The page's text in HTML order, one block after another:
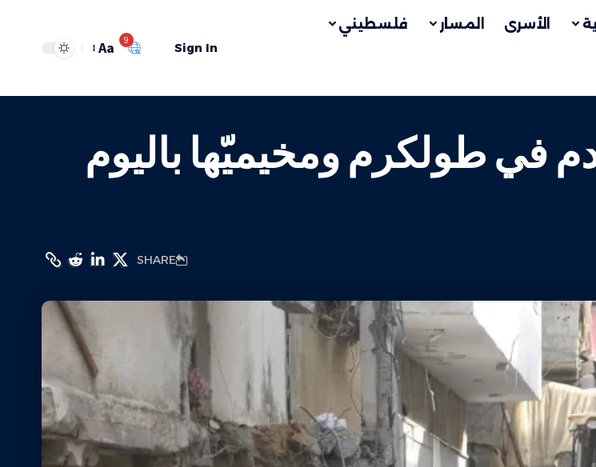
الأسرى المسار فلسطيني
Sign In
9
Aa
في طولكرم ومخيميّها باليوم
SHARE